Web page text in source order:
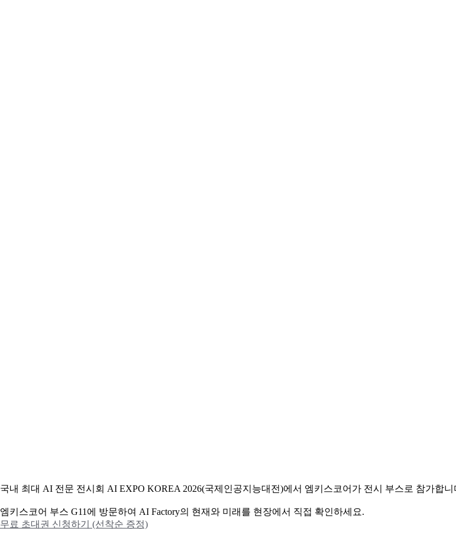
국내 최대 AI 전문 전시회 AI EXPO KOREA 2026(국제인공지능대전)에서 엠키스코어가 전시 부스로 참가합니
엠키스코어 부스 G11에 방문하여 AI Factory의 현재와 미래를 현장에서 직접 확인하세요.
무료 초대권 신청하기 (선착순 증정)